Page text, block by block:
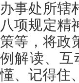
办事处所辖
八项规定精
策等，将政
例解读、互
懂、记得住